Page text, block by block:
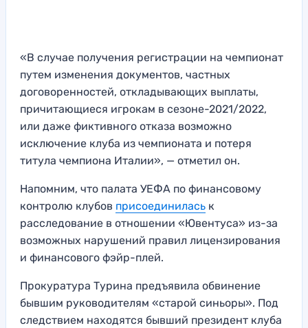
«В случае получения регистрации на чемпионат
путем изменения документов, частных
договоренностей, откладывающих выплаты,
причитающиеся игрокам в сезоне-2021/2022,
или даже фиктивного отказа возможно
исключение клуба из чемпионата и потеря
титула чемпиона Италии», — отметил он.
Напомним, что палата УЕФА по финансовому
контролю клубов присоединилась к
расследование в отношении «Ювентуса» из-за
возможных нарушений правил лицензирования
и финансового фэйр-плей.
Прокуратура Турина предъявила обвинение
бывшим руководителям «старой синьоры». Под
следствием находятся бывший президент клуба